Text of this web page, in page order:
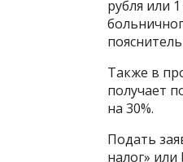
рубля или
Также в
получает
на 30%.
Подать
налог» или